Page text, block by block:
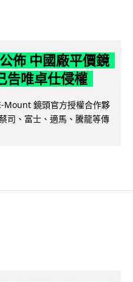
佈 中國廠平價鏡
告唯卓仕侵權
Mount 鏡頭官方授權合作夥
司、富士、適馬、騰龍等傳